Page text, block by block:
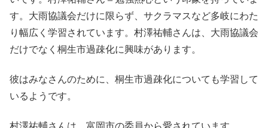
す。大雨協議会だけに限らず、サクラマスなど多岐にわた
り幅広く学習されています。村澤祐輔さんは、大雨協議会
だけでなく桐生市過疎化に興味があります。
彼はみなさんのために、桐生市過疎化についても学習して
いるようです。